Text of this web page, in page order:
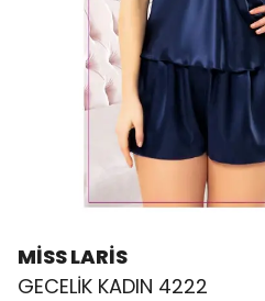
MİSS LARİS
GECELİK KADIN 4222